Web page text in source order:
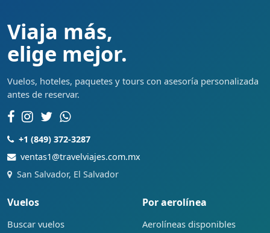
Viaja más,
elige mejor.
Vuelos, hoteles, paquetes y tours con asesoría personalizada
antes de reservar.
+1 (849) 372-3287
ventas1@travelviajes.com.mx
San Salvador, El Salvador
Vuelos
Buscar vuelos
Por aerolínea
Aerolíneas disponibles